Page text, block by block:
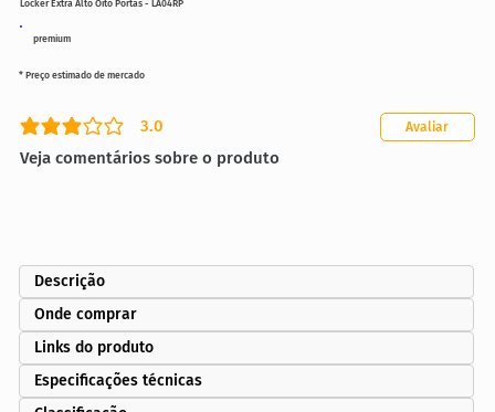
premium
Locker Extra Alto Oito Portas - LA04RP
3.0
classificação média é 3 de 5
Veja comentários sobre o produto
Avaliar
* Preço estimado de mercado
Descrição
Onde comprar
Links do produto
Especificações técnicas